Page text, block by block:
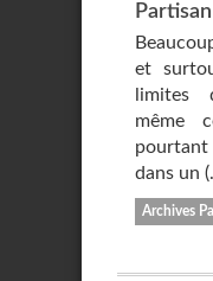
et
limites
même
dans un
Archives